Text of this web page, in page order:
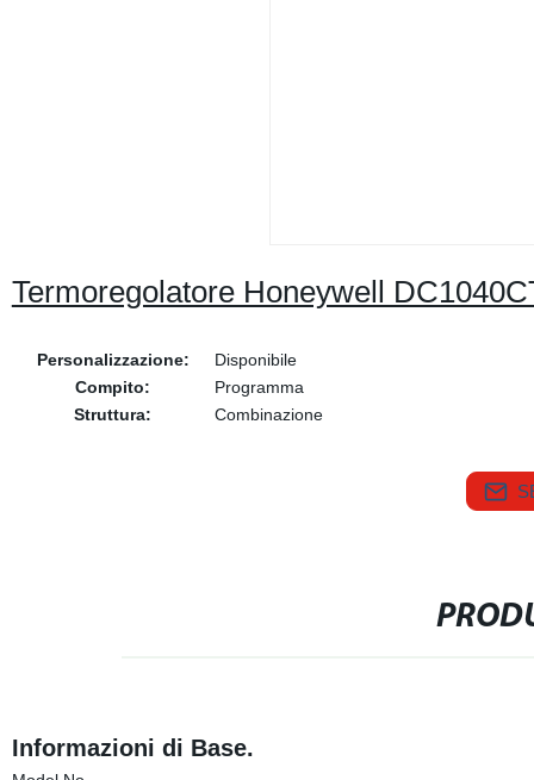
Termoregolatore Honeywell
Personalizzazione:
Disponibile
Compito:
Programma
Struttura:
Combinazione
Informazioni di Base.